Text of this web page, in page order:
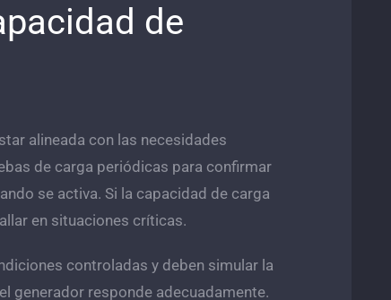
de
alineada con las necesidades
de carga periódicas para confirmar
se activa. Si la capacidad de carga
en situaciones críticas.
controladas y deben simular la
generador responde adecuadamente.